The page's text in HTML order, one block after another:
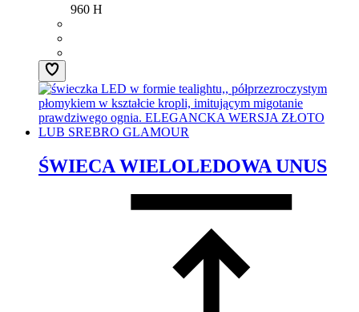
960 H
ŚWIECA WIELOLEDOWA UNUS